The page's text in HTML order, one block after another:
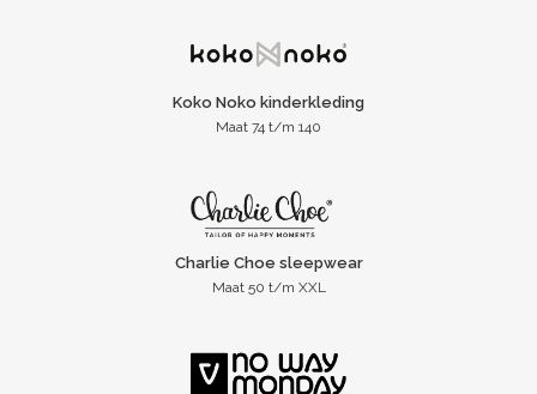
Koko Noko kinderkleding
Maat 74 t/m 140
Charlie Choe sleepwear
Maat 50 t/m XXL